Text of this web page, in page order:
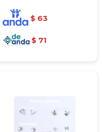
$ 63
$ 71